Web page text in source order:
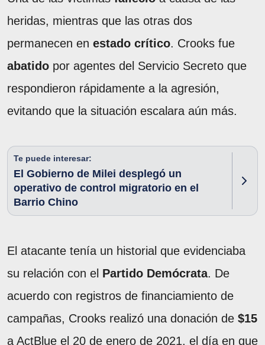
heridas, mientras que las otras dos
permanecen en estado crítico. Crooks fue
abatido por agentes del Servicio Secreto que
respondieron rápidamente a la agresión,
evitando que la situación escalara aún más.
Te puede interesar:
El Gobierno de Milei desplegó un
operativo de control migratorio en el
Barrio Chino
El atacante tenía un historial que evidenciaba
su relación con el Partido Demócrata. De
acuerdo con registros de financiamiento de
campañas, Crooks realizó una donación de $15
a ActBlue el 20 de enero de 2021, el día en que